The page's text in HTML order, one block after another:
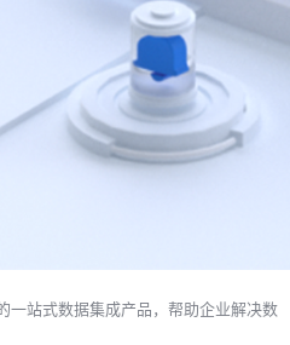
一站式数据集成产品，帮助企业解决数